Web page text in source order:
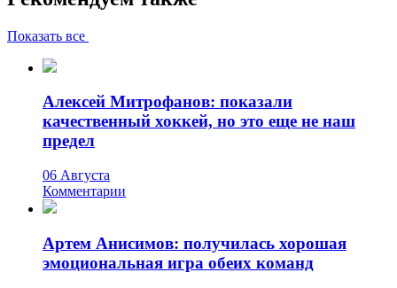
Показать все
Алексей Митрофанов: показали
качественный хоккей, но это еще не наш
предел
06 Августа
Комментарии
Артем Анисимов: получилась хорошая
эмоциональная игра обеих команд